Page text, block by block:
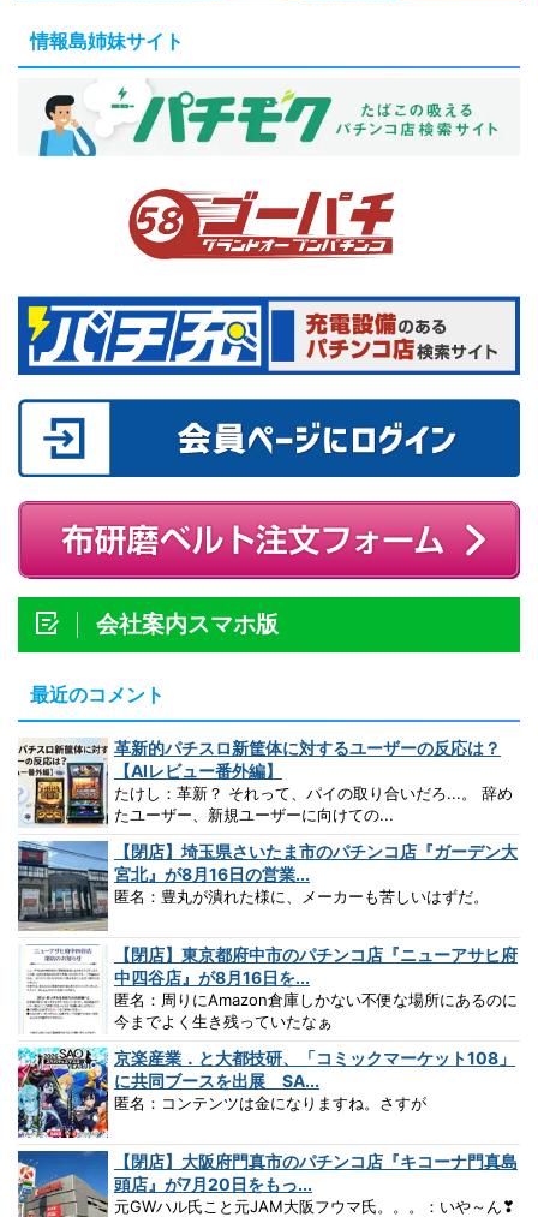
情報島姉妹サイト
会社案内スマホ版
最近のコメント
革新的パチスロ新筐体に対するユーザーの反応は？
【AIレビュー番外編】
たけし：革新？ それって、パイの取り合いだろ...。 辞め
たユーザー、新規ユーザーに向けての...
【閉店】埼玉県さいたま市のパチンコ店『ガーデン大
宮北』が8月16日の営業...
匿名：豊丸が潰れた様に、メーカーも苦しいはずだ。
【閉店】東京都府中市のパチンコ店『ニューアサヒ府
中四谷店』が8月16日を...
匿名：周りにAmazon倉庫しかない不便な場所にあるのに
今までよく生き残っていたなぁ
京楽産業．と大都技研、「コミックマーケット108」
に共同ブースを出展 SA...
匿名：コンテンツは金になりますね。さすが
【閉店】大阪府門真市のパチンコ店『キコーナ門真島
頭店』が7月20日をもっ...
元GWハル氏こと元JAM大阪フウマ氏。。。：いや～ん❣